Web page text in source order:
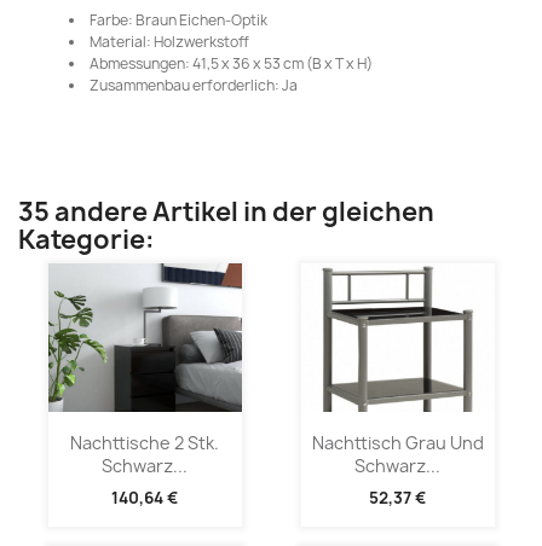
Farbe: Braun Eichen-Optik
Material: Holzwerkstoff
Abmessungen: 41,5 x 36 x 53 cm (B x T x H)
Zusammenbau erforderlich: Ja
35 andere Artikel in der gleichen
Kategorie:
Nachttische 2 Stk.
Schwarz...
140,64 €
Nachttisch Grau Und
Schwarz...
52,37 €